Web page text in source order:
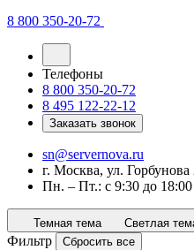
8 800 350-20-72
Телефоны
8 800 350-20-72
8 495 122-22-12
Заказать звонок
sn@servernova.ru
г. Москва, ул. Горбунова
Пн. – Пт.: с 9:30 до 18:00
Темная тема Светлая
Фильтр Сбросить все